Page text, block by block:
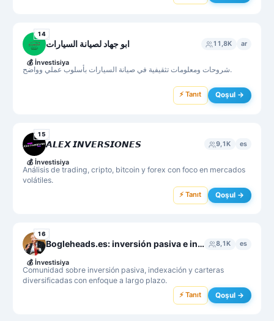
14
ابو جهاد لصيانة السيارات 11,8K ar
شروحات ومعلومات تثقيفية في صيانة السيارات بأسلوب عملي وواضح.
💰 İnvestisiya
⚡ Tanıt Qoşul →
15
𝘼𝙇𝙀𝙓 𝙄𝙉𝙑𝙀𝙍𝙎𝙄𝙊𝙉𝙀𝙎 9,1K es
Análisis de trading, cripto, bitcoin y forex con foco en mercados
volátiles.
💰 İnvestisiya
⚡ Tanıt Qoşul →
16
Bogleheads.es: inversión pasiva e indexada 8,1K es
Comunidad sobre inversión pasiva, indexación y carteras
diversificadas con enfoque a largo plazo.
💰 İnvestisiya
⚡ Tanıt Qoşul →